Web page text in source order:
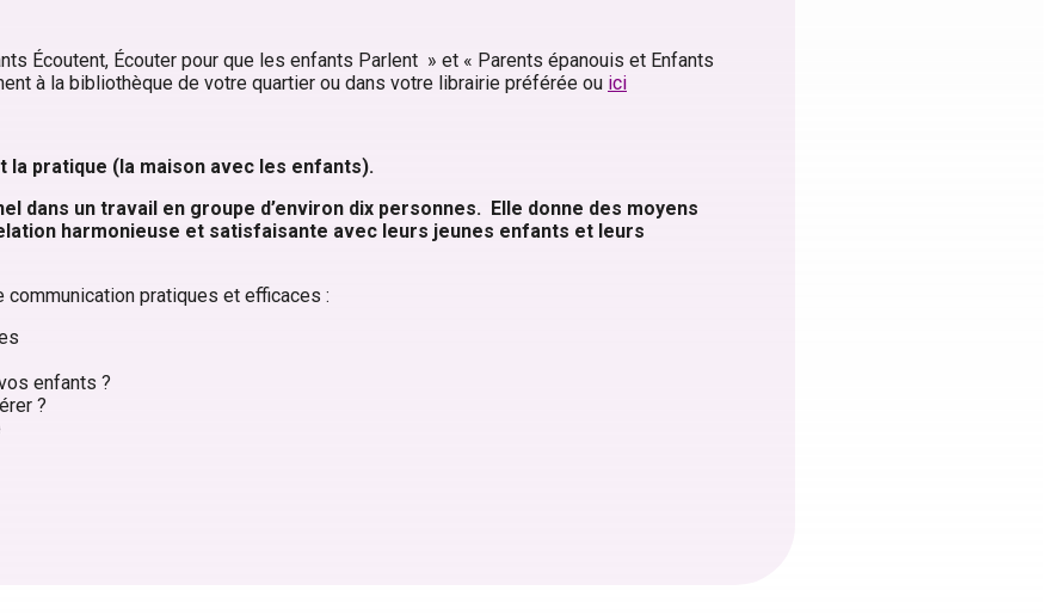
Écoutent, Écouter pour que les enfants Parlent » et « Parents épanouis et Enfants
à la bibliothèque de votre quartier ou dans votre librairie préférée ou ici
la pratique (la maison avec les enfants).
dans un travail en groupe d’environ dix personnes. Elle donne des moyens
harmonieuse et satisfaisante avec leurs jeunes enfants et leurs
pratiques et efficaces :
enfants ?
?